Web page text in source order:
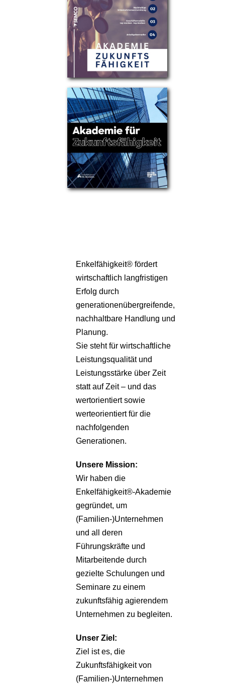
Partner
Über uns
Enkelfähigkeit® fördert
wirtschaftlich langfristigen
Erfolg durch
generationenübergreifende,
nachhaltbare Handlung und
Planung.
Sie steht für wirtschaftliche
Leistungsqualität und
Leistungsstärke über Zeit
statt auf Zeit – und das
wertorientiert sowie
werteorientiert für die
nachfolgenden
Generationen.
Unsere Mission:
Wir haben die
Enkelfähigkeit®-Akademie
gegründet, um
(Familien-)Unternehmen
und all deren
Führungskräfte und
Mitarbeitende durch
gezielte Schulungen und
Seminare zu einem
zukunftsfähig agierendem
Unternehmen zu begleiten.
Unser Ziel:
Ziel ist es, die
Zukunftsfähigkeit von
(Familien-)Unternehmen